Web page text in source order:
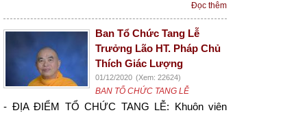
Đọc thêm
Ban Tổ Chức Tang Lễ
Trưởng Lão HT. Pháp Chủ
Thích Giác Lượng
01/12/2020 (Xem: 22624)
BAN TỔ CHỨC TANG LỄ
- ĐỊA ĐIỂM TỔ CHỨC TANG LỄ: Khuôn viên